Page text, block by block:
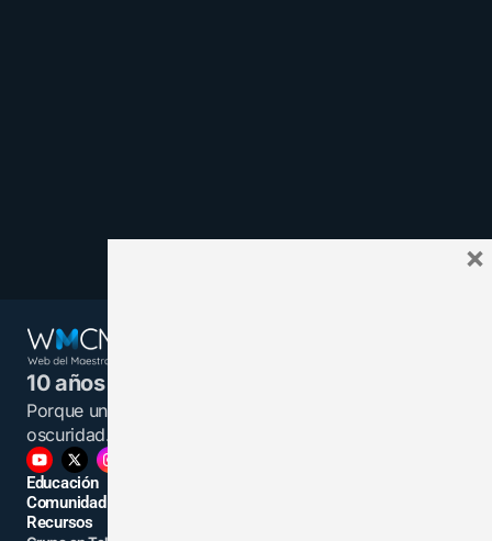
10 años juntos y más unidos.
Porque un maestro informado es una luz en la
oscuridad.
Educación
Comunidad
Recursos
×